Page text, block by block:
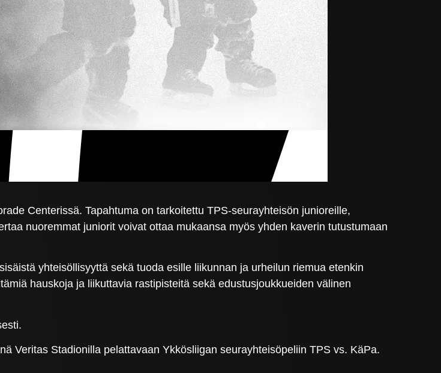
Centerissä. Tapahtuma on tarkoitettu TPS-seurayhteisön junioreille,
nuoremmat juniorit voivat ottaa mukaansa myös yhden kaverin tutustumaan
yhteisöllisyyttä sekä tuoda esille liikunnan ja urheilun riemua etenkin
hauskoja ja liikuttavia rastipisteitä sekä edustusjoukkueiden välinen
Veritas Stadionilla pelattavaan Ykkösliigan seurayhteisöpeliin TPS vs. KäPa.